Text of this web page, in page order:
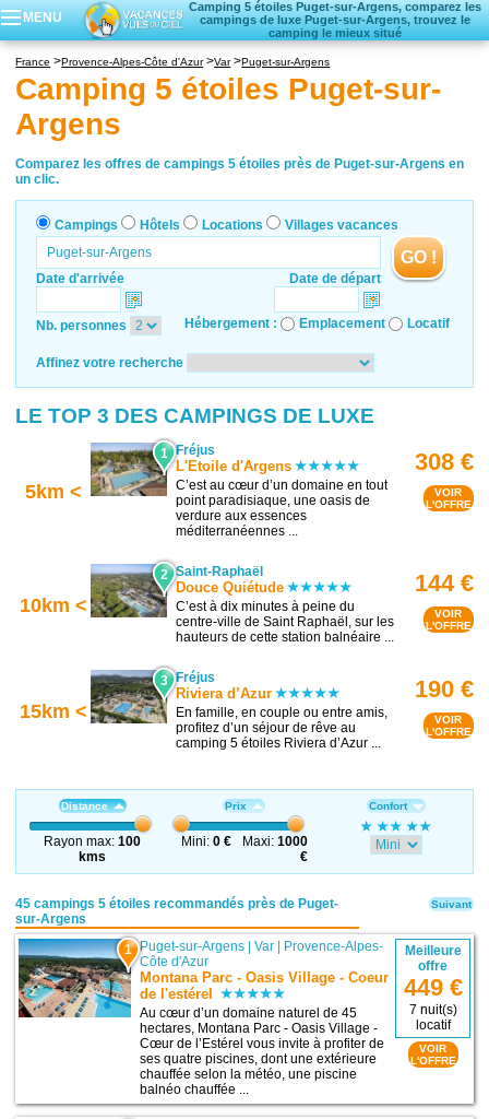
MENU
Camping 5 étoiles Puget-sur-Argens, comparez les
campings de luxe Puget-sur-Argens, trouvez le
camping le mieux situé
Hôtels
Locations vacances
France Provence-Alpes-Côte d'Azur Var Puget-sur-Argens
Camping 5 étoiles Puget-sur-
Argens
Comparez les offres de campings 5 étoiles près de Puget-sur-Argens en
un clic.
Campings Hôtels Locations Villages vacances
Date d'arrivée Date de départ
GO !
Nb. personnes Hébergement : Emplacement Locatif
Affinez votre recherche
LE TOP 3 DES CAMPINGS DE LUXE
5km <
1 Fréjus
L'Etoile d'Argens
C’est au cœur d’un domaine en tout
point paradisiaque, une oasis de
verdure aux essences
méditerranéennes ...
308 €
VOIR
L'OFFRE
10km <
2 Saint-Raphaël
Douce Quiétude
C’est à dix minutes à peine du
centre-ville de Saint Raphaël, sur les
hauteurs de cette station balnéaire ...
144 €
VOIR
L'OFFRE
15km <
3 Fréjus
Riviera d’Azur
En famille, en couple ou entre amis,
profitez d’un séjour de rêve au
camping 5 étoiles Riviera d’Azur ...
190 €
VOIR
L'OFFRE
Distance
Rayon max:100
kms
Prix
Mini: 0 € Maxi:1000
€
Confort
45 campings 5 étoiles recommandés près de Puget-
sur-Argens
1 Puget-sur-Argens |Var | Provence-Alpes-
Côte d'Azur
Montana Parc - Oasis Village - Coeur
de l'estérel
Au cœur d’un domaine naturel de 45
hectares, Montana Parc - Oasis Village -
Cœur de l’Estérel vous invite à profiter de
ses quatre piscines, dont une extérieure
chauffée selon la météo, une piscine
balnéo chauffée ...
Meilleure
offre
449 €
7 nuit(s)
locatif
VOIR
L'OFFRE
Suivant